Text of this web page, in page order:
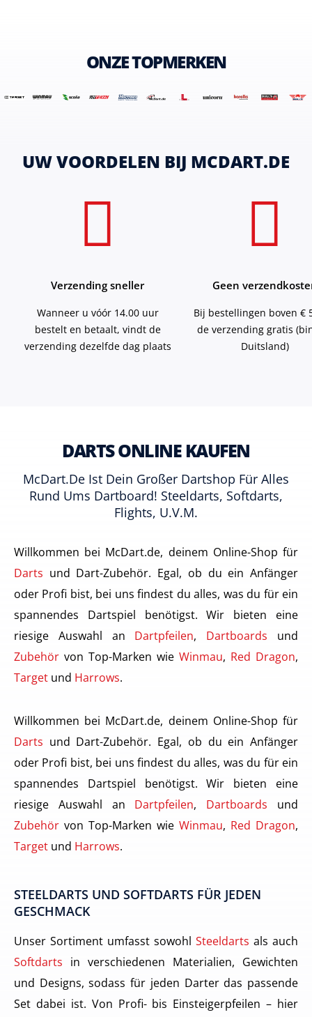
ONZE TOPMERKEN
UW VOORDELEN BIJ MCDART.DE
Verzending sneller
Wanneer u vóór 14.00 uur
bestelt en betaalt, vindt de
verzending dezelfde dag plaats
Geen
Bij bestellingen boven €
de verzending gratis
Duitsland)
DARTS ONLINE KAUFEN
McDart.de Ist Dein Großer Dartshop Für Alles
Rund Ums Dartboard! Steeldarts, Softdarts,
Flights, U.v.m.
Willkommen bei McDart.de, deinem Online-Shop für
Darts und Dart-Zubehör. Egal, ob du ein Anfänger
oder Profi bist, bei uns findest du alles, was du für ein
spannendes Dartspiel benötigst. Wir bieten eine
riesige Auswahl an Dartpfeilen, Dartboards und
Zubehör von Top-Marken wie Winmau, Red Dragon,
Target und Harrows.
Willkommen bei McDart.de, deinem Online-Shop für
Darts und Dart-Zubehör. Egal, ob du ein Anfänger
oder Profi bist, bei uns findest du alles, was du für ein
spannendes Dartspiel benötigst. Wir bieten eine
riesige Auswahl an Dartpfeilen, Dartboards und
Zubehör von Top-Marken wie Winmau, Red Dragon,
Target und Harrows.
STEELDARTS UND SOFTDARTS FÜR JEDEN
GESCHMACK
Unser Sortiment umfasst sowohl Steeldarts als auch
Softdarts in verschiedenen Materialien, Gewichten
und Designs, sodass für jeden Darter das passende
Set dabei ist. Von Profi- bis Einsteigerpfeilen – hier